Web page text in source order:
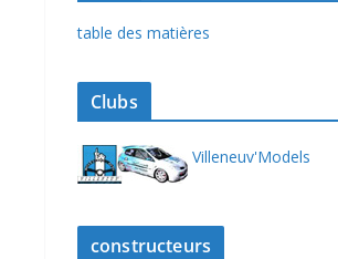
table des matières
Clubs
Villeneuv'Models
constructeurs